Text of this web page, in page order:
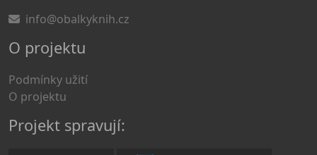
info@obalkyknih.cz
O projektu
Podmínky užití
O projektu
Projekt spravují: